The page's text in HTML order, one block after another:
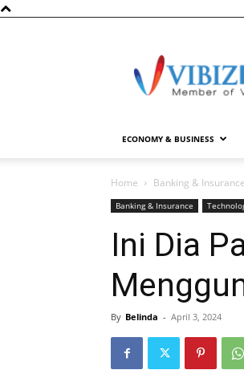
ECONOMY & BUSINESS
Home Banking & Insurance
Banking & Insurance
Ini Dia
By Belinda - April 3, 2024